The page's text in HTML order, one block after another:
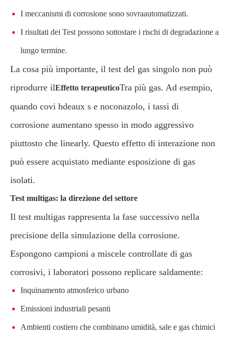
I meccanismi di corrosione sono sovraautomatizzati.
I risultati dei Test possono sottostare i rischi di degradazione a
lungo termine.
La cosa più importante, il test del gas singolo non può
riprodurre ilEffetto terapeuticoTra più gas. Ad esempio,
quando covi hdeaux s e noconazolo, i tassi di
corrosione aumentano spesso in modo aggressivo
piuttosto che linearly. Questo effetto di interazione non
può essere acquistato mediante esposizione di gas
isolati.
Test multigas: la direzione del settore
Il test multigas rappresenta la fase successivo nella
precisione della simulazione della corrosione.
Espongono campioni a miscele controllate di gas
corrosivi, i laboratori possono replicare saldamente:
Inquinamento atmosferico urbano
Emissioni industriali pesanti
Ambienti costiero che combinano umidità, sale e gas chimici